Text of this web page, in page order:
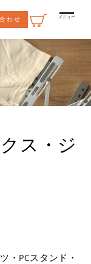
わせ メニュー
ス・ジ
・PCスタンド・